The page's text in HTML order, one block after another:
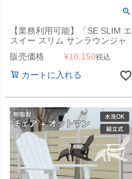
【業務利用可能】「SE SLIM エ
スイー スリム サンラウンジャ
ー 用 クッション 」 サマーベッ
ド 座面 カバー
販売価格 ¥18,150税込
カートに入れる